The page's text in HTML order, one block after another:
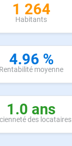
1 264
Habitants
4.96 %
Rentabilité moyenne
1.0 ans
des locataires